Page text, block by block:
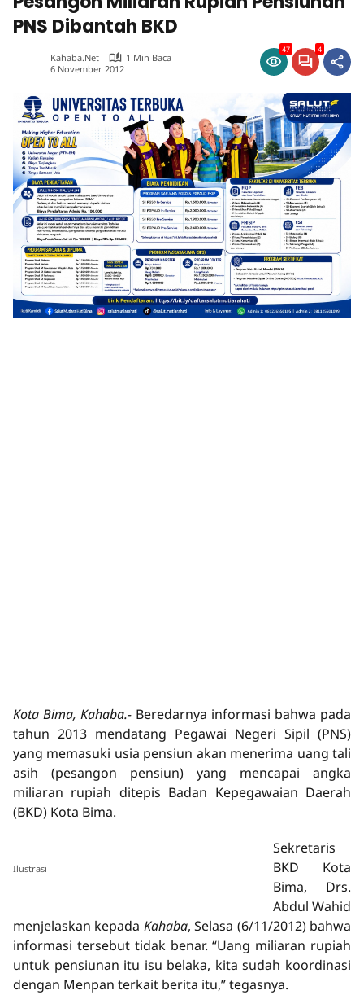
PNS Dibantah BKD
Kahaba.net
1 Min Baca
6 November 2012
47 4
Kota Bima, Kahaba.- Beredarnya informasi bahwa pada
tahun 2013 mendatang Pegawai Negeri Sipil (PNS)
yang memasuki usia pensiun akan menerima uang tali
asih (pesangon pensiun) yang mencapai angka
miliaran rupiah ditepis Badan Kepegawaian Daerah
(BKD) Kota Bima.
Ilustrasi
Sekretaris
BKD Kota
Bima, Drs.
Abdul Wahid
menjelaskan kepada Kahaba, Selasa (6/11/2012) bahwa
informasi tersebut tidak benar. “Uang miliaran rupiah
untuk pensiunan itu isu belaka, kita sudah koordinasi
dengan Menpan terkait berita itu,” tegasnya.